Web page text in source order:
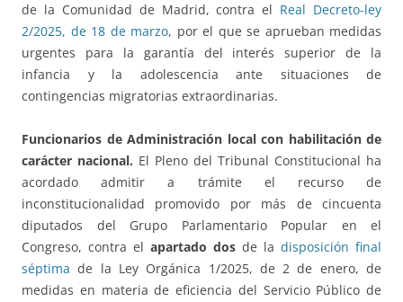
de la Comunidad de Madrid, contra el Real Decreto-ley
2/2025, de 18 de marzo, por el que se aprueban medidas
urgentes para la garantía del interés superior de la
infancia y la adolescencia ante situaciones de
contingencias migratorias extraordinarias.
Funcionarios de Administración local con habilitación de
carácter nacional. El Pleno del Tribunal Constitucional ha
acordado admitir a trámite el recurso de
inconstitucionalidad promovido por más de cincuenta
diputados del Grupo Parlamentario Popular en el
Congreso, contra el apartado dos de la disposición final
séptima de la Ley Orgánica 1/2025, de 2 de enero, de
medidas en materia de eficiencia del Servicio Público de